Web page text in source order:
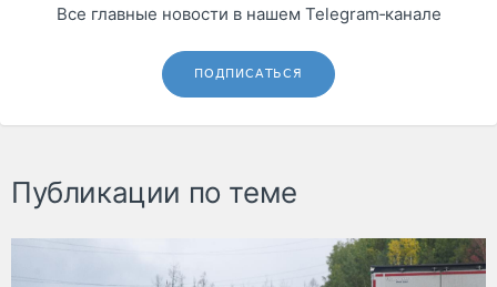
Все главные новости в нашем Telegram‑канале
ПОДПИСАТЬСЯ
Публикации по теме